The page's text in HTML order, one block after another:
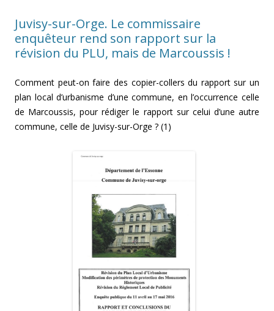
Juvisy-sur-Orge. Le commissaire
enquêteur rend son rapport sur la
révision du PLU, mais de Marcoussis !
Comment peut-on faire des copier-collers du rapport sur un
plan local d’urbanisme d’une commune, en l’occurrence celle
de Marcoussis, pour rédiger le rapport sur celui d’une autre
commune, celle de Juvisy-sur-Orge ? (1)